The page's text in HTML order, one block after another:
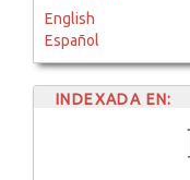
English
Español
INDEXADA EN: